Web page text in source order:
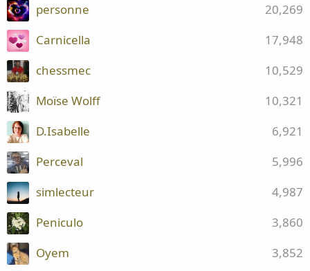
20,269
personne
17,948
Carnicella
10,529
chessmec
10,321
Moïse Wolff
6,921
D.Isabelle
5,996
Perceval
4,987
simlecteur
3,860
Peniculo
3,852
Oyem